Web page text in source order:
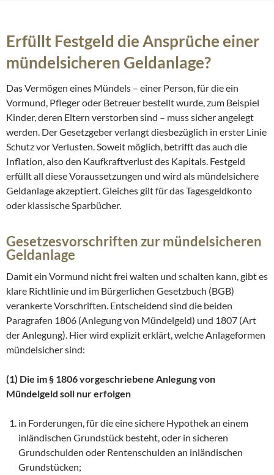
Erfüllt Festgeld die Ansprüche einer
mündelsicheren Geldanlage?
Das Vermögen eines Mündels – einer Person, für die ein
Vormund, Pfleger oder Betreuer bestellt wurde, zum Beispiel
Kinder, deren Eltern verstorben sind – muss sicher angelegt
werden. Der Gesetzgeber verlangt diesbezüglich in erster Linie
Schutz vor Verlusten. Soweit möglich, betrifft das auch die
Inflation, also den Kaufkraftverlust des Kapitals. Festgeld
erfüllt all diese Voraussetzungen und wird als mündelsichere
Geldanlage akzeptiert. Gleiches gilt für das Tagesgeldkonto
oder klassische Sparbücher.
Gesetzesvorschriften zur mündelsicheren
Geldanlage
Damit ein Vormund nicht frei walten und schalten kann, gibt es
klare Richtlinie und im Bürgerlichen Gesetzbuch (BGB)
verankerte Vorschriften. Entscheidend sind die beiden
Paragrafen 1806 (Anlegung von Mündelgeld) und 1807 (Art
der Anlegung). Hier wird explizit erklärt, welche Anlageformen
mündelsicher sind:
(1) Die im § 1806 vorgeschriebene Anlegung von
Mündelgeld soll nur erfolgen
in Forderungen, für die eine sichere Hypothek an einem
inländischen Grundstück besteht, oder in sicheren
Grundschulden oder Rentenschulden an inländischen
Grundstücken;